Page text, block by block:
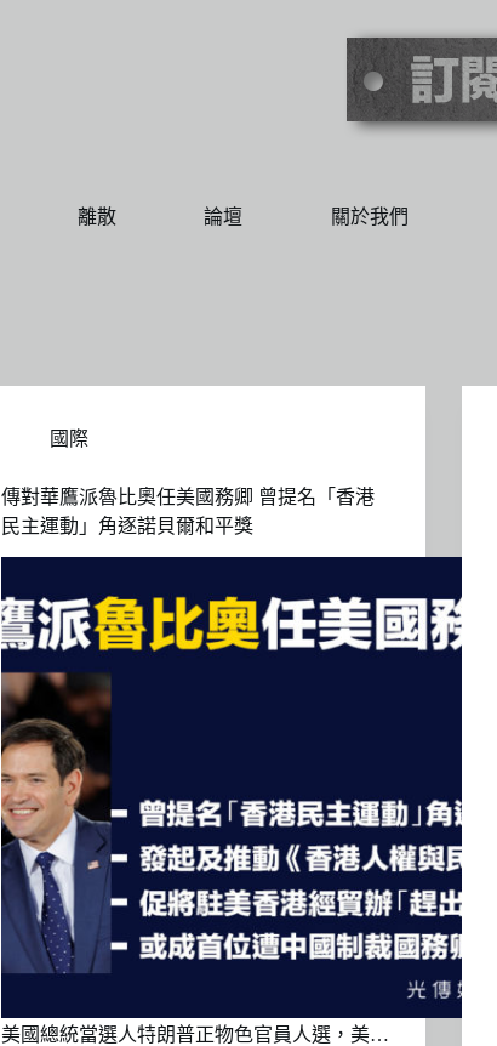
離散 論壇 關於我們
國際
傳對華鷹派魯比奧任美國務卿 曾提名「香港
民主運動」角逐諾貝爾和平獎
美國總統當選人特朗普正物色官員人選，美…